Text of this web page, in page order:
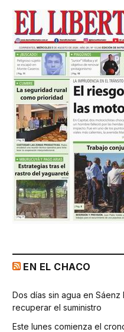
EN EL CHACO
Dos días sin agua en
recuperar el suministro
Este lunes comienza el